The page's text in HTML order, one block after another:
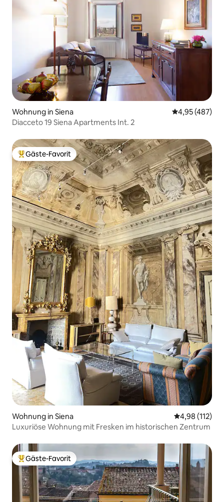
Wohnung in Siena
4,95 (487)
Diacceto 19 Siena Apartments Int. 2
Beliebter Gäste-Favorit.
Gäste-Favorit
Wohnung in Siena
4,98 (112)
Luxuriöse Wohnung mit Fresken im historischen Zentrum
Beliebter Gäste-Favorit.
Gäste-Favorit